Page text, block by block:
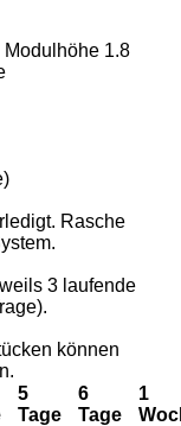
Modulhöhe 1.8
Rasche
3 laufende
können
5
Tage
6
Tage
1